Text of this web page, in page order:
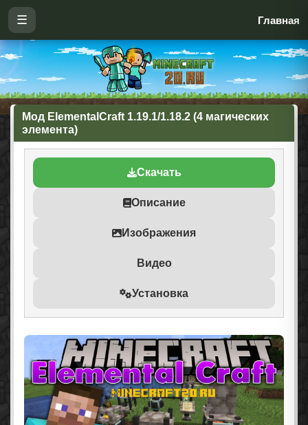
☰ Главная
Мод ElementalCraft 1.19.1/1.18.2 (4 магических
элемента)
Скачать
Описание
Изображения
Видео
Установка